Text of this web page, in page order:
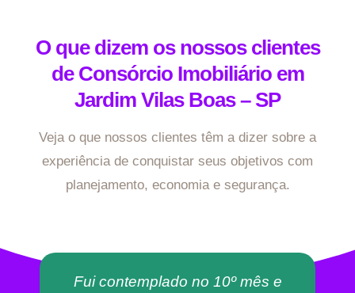
O que dizem os nossos clientes
de Consórcio Imobiliário em
Jardim Vilas Boas – SP
Veja o que nossos clientes têm a dizer sobre a
experiência de conquistar seus objetivos com
planejamento, economia e segurança.
Fui contemplado no 10º mês e